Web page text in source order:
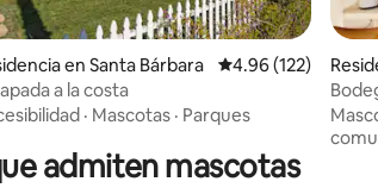
5.0 de 5; 150 evaluaciones
en Santa Bárbara Calificación
4.96 (122)
a la costa
· Mascotas · Parques
admiten mascotas